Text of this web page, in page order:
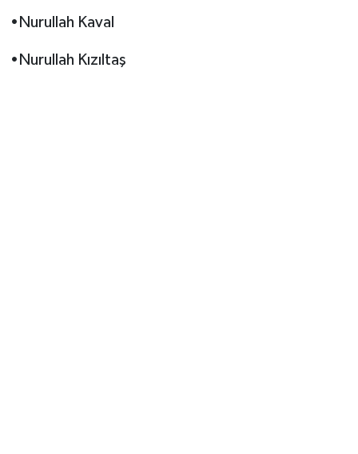
•Nurullah Kaval
•Nurullah Kızıltaş